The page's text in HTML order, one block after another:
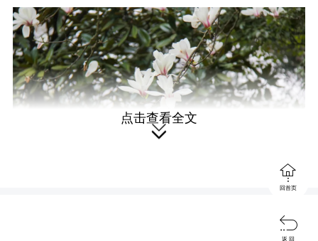
点击查看全文


回首页

返 回